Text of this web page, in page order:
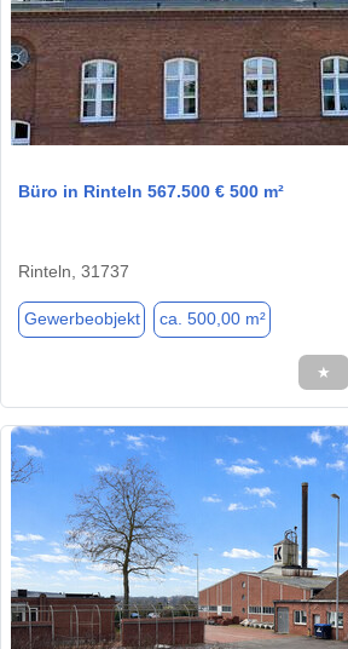
Büro in Rinteln 567.500 € 500 m²
Rinteln, 31737
Gewerbeobjekt ca. 500,00 m²
★